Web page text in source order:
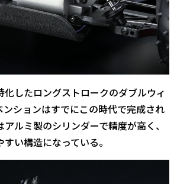
化したロングストロークのダブルウィ
ンションはすでにこの時代で完成され
ルミ製のシリンダーで精度が高く、
い構造になっている。